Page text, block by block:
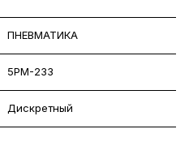
ПНЕВМАТИКА
5РМ-233
Дискретный